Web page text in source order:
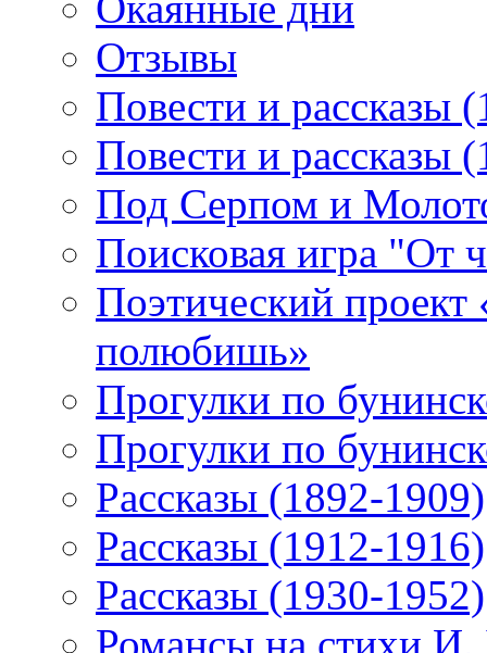
Отзывы
Повести и рассказы
Повести и рассказы
Под Серпом и
Поисковая игра "От
Поэтический
полюбишь»
Прогулки по
Прогулки по
Рассказы (1892-1909)
Рассказы (1912-1916)
Рассказы (1930-1952)
Романсы на стихи И.